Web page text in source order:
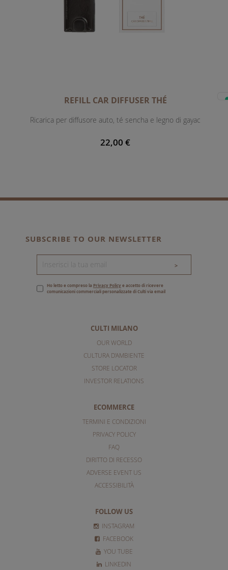
REFILL CAR DIFFUSER THÉ
Ricarica per diffusore auto, té sencha e legno di gayac
22,00 €
CULTI MILANO
OUR WORLD
CULTURA D'AMBIENTE
STORE LOCATOR
INVESTOR RELATIONS
ECOMMERCE
TERMINI E CONDIZIONI
PRIVACY POLICY
FAQ
DIRITTO DI RECESSO
ADVERSE EVENT US
ACCESSIBILITÀ
FOLLOW US
INSTAGRAM
FACEBOOK
YOU TUBE
LINKEDIN
SUBSCRIBE TO OUR NEWSLETTER
>
Ho letto e compreso la Privacy Policye accetto di ricevere
comunicazioni commerciali personalizzate di Culti via email